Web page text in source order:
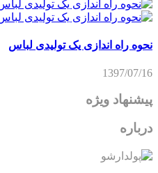
نحوه راه اندازی یک تولیدی لباس
1397/07/16
پیشنهاد ویژه
درباره